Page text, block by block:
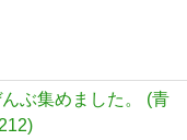
ぶ集めました。 (青